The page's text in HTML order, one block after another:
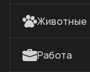
Животные
Работа